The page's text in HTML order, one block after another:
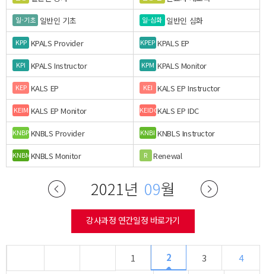
일-기초 일반인 기초 일-심화 일반인 심화
KPP KPALS Provider KPEP KPALS EP
KPI KPALS Instructor KPM KPALS Monitor
KEP KALS EP KEI KALS EP Instructor
KEIM KALS EP Monitor KEIDCKALS EP IDC
KNBPKNBLS Provider KNBI KNBLS Instructor
KNBMKNBLS Monitor R Renewal
2021년 09월
강사과정 연간일정 바로가기
1 2 3
4